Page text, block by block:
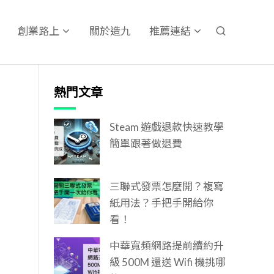
創業路上 關於造九 推薦連結
熱門文章
Steam 遊戲退款快速教學
簡單跟著做退費
三聯式發票怎麼開？複寫
紙用法？手把手開給你
看！
中華寬頻網路提前續約升
級 500M 還送 Wifi 機挑哪